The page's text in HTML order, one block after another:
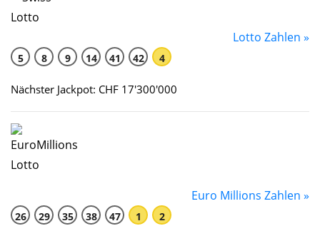
Lotto Zahlen »
5 8 9 14 41 42 4
Nächster Jackpot: CHF 17'300'000
Euro Millions Zahlen »
26 29 35 38 47 1 2